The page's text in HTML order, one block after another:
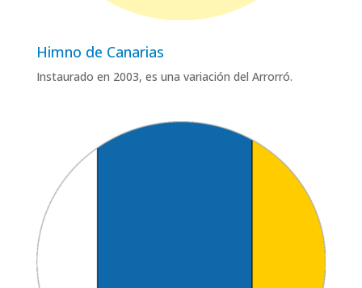
Himno de Canarias
Instaurado en 2003, es una variación del Arrorró.